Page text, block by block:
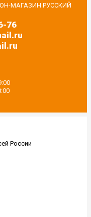
МАГАЗИН РУССКИЙ
76
России